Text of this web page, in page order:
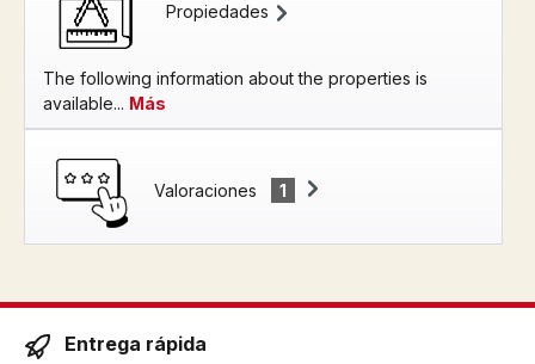
Propiedades
The following information about the properties is
available... Más
Valoraciones 1
Entrega rápida